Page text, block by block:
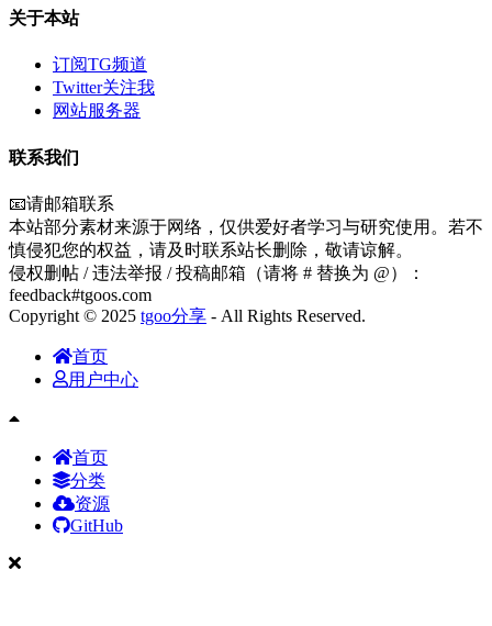
关于本站
订阅TG频道
Twitter关注我
网站服务器
联系我们
📧请邮箱联系
本站部分素材来源于网络，仅供爱好者学习与研究使用。若不
慎侵犯您的权益，请及时联系站长删除，敬请谅解。
侵权删帖 / 违法举报 / 投稿邮箱（请将 # 替换为 @）：
feedback#tgoos.com
Copyright © 2025 tgoo分享 - All Rights Reserved.
首页
用户中心
首页
分类
资源
GitHub